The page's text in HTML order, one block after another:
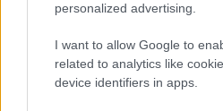
personalized advertising.
I want to allow Google to
related to analytics like
device identifiers in apps.